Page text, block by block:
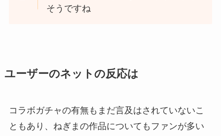
そうですね
ユーザーのネットの反応は
コラボガチャの有無もまだ言及はされていないこ
ともあり、ねぎまの作品についてもファンが多い